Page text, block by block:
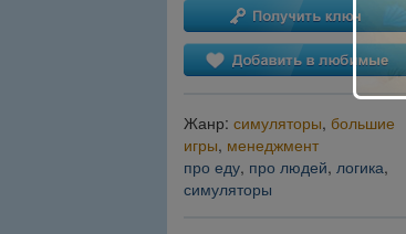
Жанр: симуляторы, большие
игры, менеджмент
про еду, про людей, логика,
симуляторы